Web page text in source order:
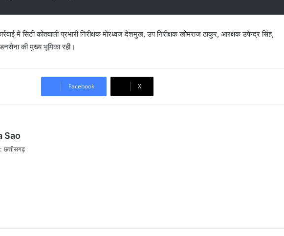
में सिटी कोतवाली प्रभारी निरीक्षक मोरध्वज देशमुख, उप निरीक्षक खोमराज ठाकुर, आरक्षक उपेन्द्र सिंह,
की मुख्य भूमिका रही।
Facebook X
Sao